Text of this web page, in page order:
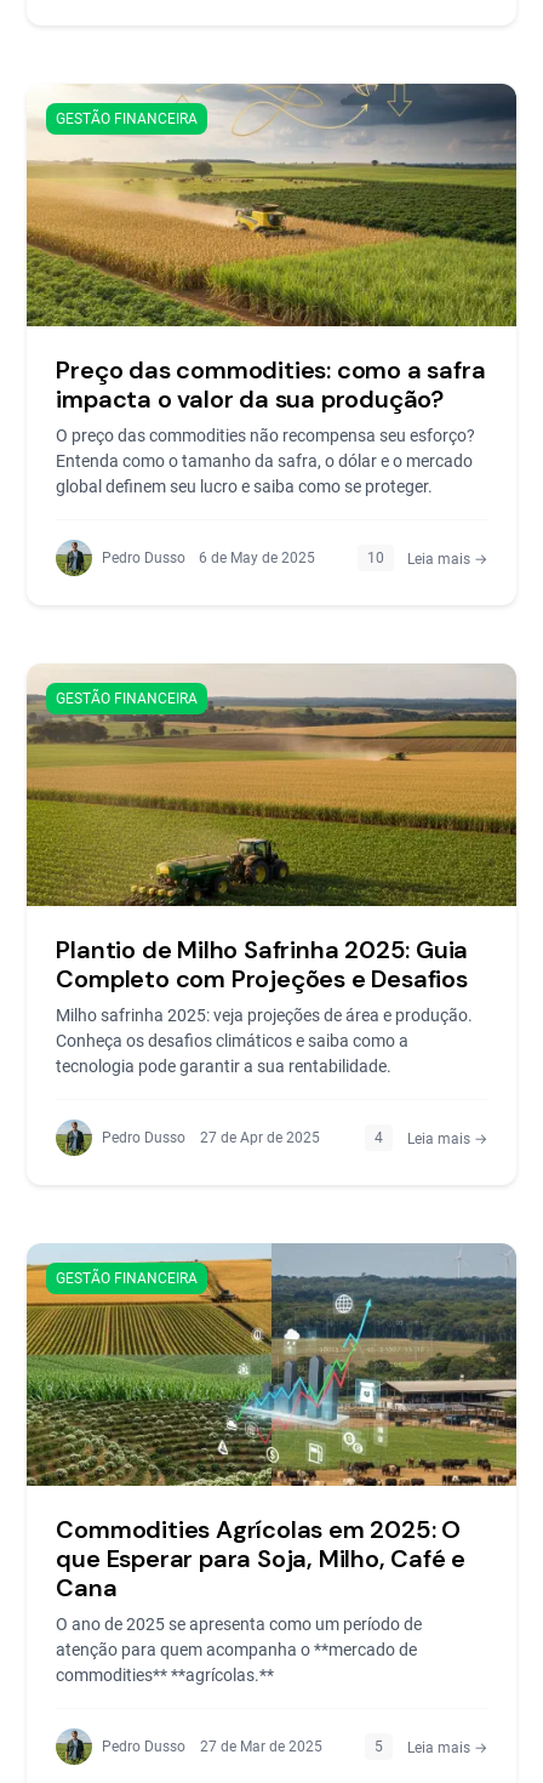
GESTÃO FINANCEIRA
Preço das commodities: como a safra
impacta o valor da sua produção?
O preço das commodities não recompensa seu esforço?
Entenda como o tamanho da safra, o dólar e o mercado
global definem seu lucro e saiba como se proteger.
Pedro Dusso 6 de May de 2025 10 Leia mais →
GESTÃO FINANCEIRA
Plantio de Milho Safrinha 2025: Guia
Completo com Projeções e Desafios
Milho safrinha 2025: veja projeções de área e produção.
Conheça os desafios climáticos e saiba como a
tecnologia pode garantir a sua rentabilidade.
Pedro Dusso 27 de Apr de 2025 4 Leia mais →
GESTÃO FINANCEIRA
Commodities Agrícolas em 2025: O
que Esperar para Soja, Milho, Café e
Cana
O ano de 2025 se apresenta como um período de
atenção para quem acompanha o **mercado de
commodities** **agrícolas.**
Pedro Dusso 27 de Mar de 2025 5 Leia mais →